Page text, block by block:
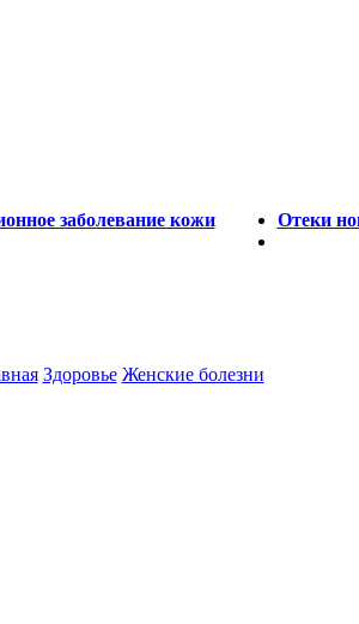
заболевание кожи Отеки
Здоровье Женские болезни